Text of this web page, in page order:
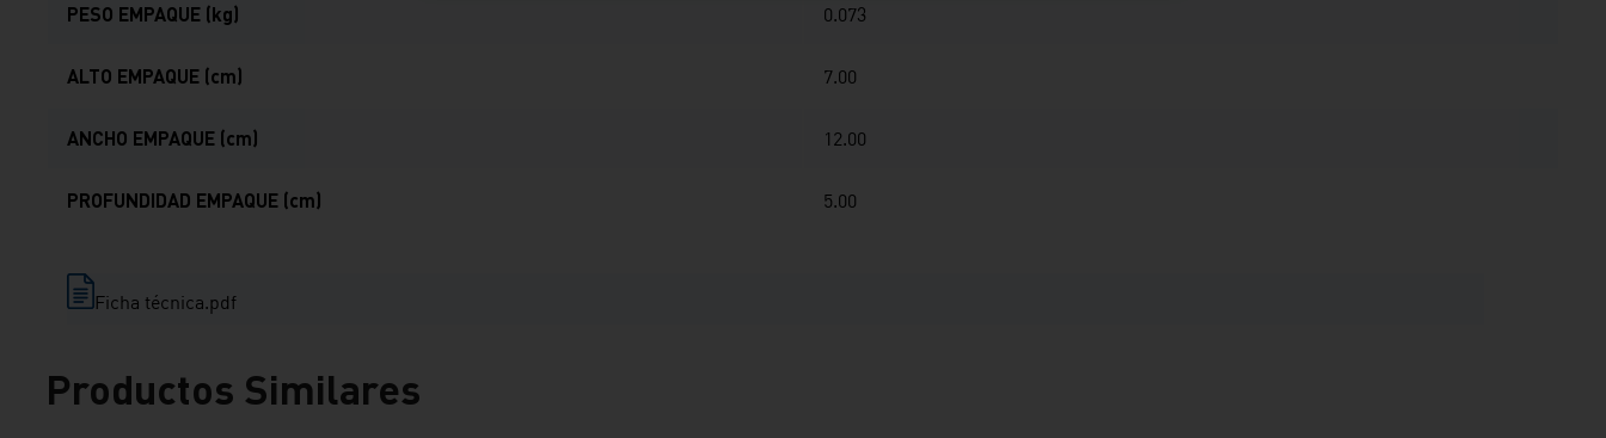
PESO EMPAQUE (kg) 0.073
ALTO EMPAQUE (cm) 7.00
ANCHO EMPAQUE (cm) 12.00
PROFUNDIDAD EMPAQUE (cm) 5.00
Ficha técnica.pdf
Productos Similares